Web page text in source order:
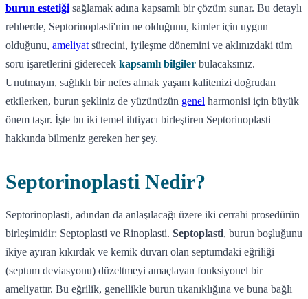
burun estetiği sağlamak adına kapsamlı bir çözüm sunar. Bu detaylı
rehberde, Septorinoplasti'nin ne olduğunu, kimler için uygun
olduğunu, ameliyat sürecini, iyileşme dönemini ve aklınızdaki tüm
soru işaretlerini giderecek kapsamlı bilgiler bulacaksınız.
Unutmayın, sağlıklı bir nefes almak yaşam kalitenizi doğrudan
etkilerken, burun şekliniz de yüzünüzün genel harmonisi için büyük
önem taşır. İşte bu iki temel ihtiyacı birleştiren Septorinoplasti
hakkında bilmeniz gereken her şey.
Septorinoplasti Nedir?
Septorinoplasti, adından da anlaşılacağı üzere iki cerrahi prosedürün
birleşimidir: Septoplasti ve Rinoplasti. Septoplasti, burun boşluğunu
ikiye ayıran kıkırdak ve kemik duvarı olan septumdaki eğriliği
(septum deviasyonu) düzeltmeyi amaçlayan fonksiyonel bir
ameliyattır. Bu eğrilik, genellikle burun tıkanıklığına ve buna bağlı